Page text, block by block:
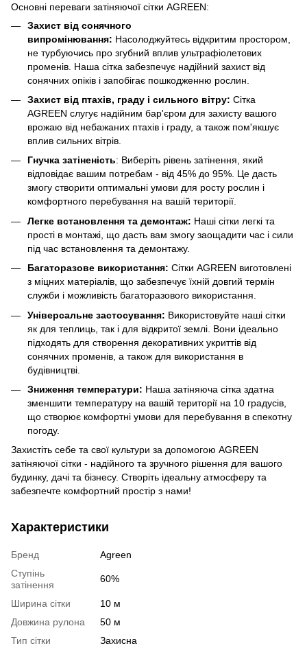
Основні переваги затіняючої сітки AGREEN:
Захист від сонячного
випромінювання: Насолоджуйтесь відкритим простором,
не турбуючись про згубний вплив ультрафіолетових
променів. Наша сітка забезпечує надійний захист від
сонячних опіків і запобігає пошкодженню рослин.
Захист від птахів, граду і сильного вітру: Сітка
AGREEN слугує надійним бар'єром для захисту вашого
врожаю від небажаних птахів і граду, а також пом'якшує
вплив сильних вітрів.
Гнучка затіненість: Виберіть рівень затінення, який
відповідає вашим потребам - від 45% до 95%. Це дасть
змогу створити оптимальні умови для росту рослин і
комфортного перебування на вашій території.
Легке встановлення та демонтаж: Наші сітки легкі та
прості в монтажі, що дасть вам змогу заощадити час і сили
під час встановлення та демонтажу.
Багаторазове використання: Сітки AGREEN виготовлені
з міцних матеріалів, що забезпечує їхній довгий термін
служби і можливість багаторазового використання.
Універсальне застосування: Використовуйте наші сітки
як для теплиць, так і для відкритої землі. Вони ідеально
підходять для створення декоративних укриттів від
сонячних променів, а також для використання в
будівництві.
Зниження температури: Наша затіняюча сітка здатна
зменшити температуру на вашій території на 10 градусів,
що створює комфортні умови для перебування в спекотну
погоду.
Захистіть себе та свої культури за допомогою AGREEN
затіняючої сітки - надійного та зручного рішення для вашого
будинку, дачі та бізнесу. Створіть ідеальну атмосферу та
забезпечте комфортний простір з нами!
Характеристики
Бренд
Agreen
Ступінь
затінення
60%
Ширина сітки
10 м
Довжина рулона
50 м
Тип сітки
Захисна